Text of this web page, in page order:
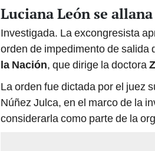
Luciana León se allana
Investigada. La excongresista
orden de impedimento de salida
la Nación, que dirige la doctora
La orden fue dictada por el juez
Núñez Julca, en el marco de la
considerarla como parte de la